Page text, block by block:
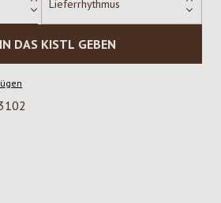
IN DAS KISTL GEBEN